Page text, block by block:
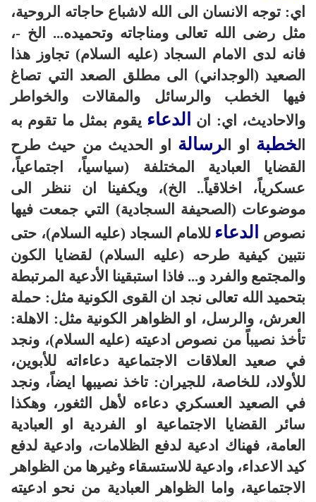
اي: توجه الانسان الى الله لاشباع حاجاته الروحية،
مثل رضى الله تعالى ومناجاته وتحميده... الخ -،
فانه لدى الامام السجاد (عليه السلام) تجاوز هذا
الصعيد (الوجداني) الى مطلق الصعد التي تصاغ
فيها الخطب والرسائل والمقالات والخواطر
والاحاديث، اي: ان
الدعاء يقوم بمثل ما تقوم به
الخطبة او الرسالة او الحديث من حيث طرح
القضايا العبادية المختلفة (سياسياً، اجتماعياً،
عسكرياً، اخلاقياً.. الخ)، ويكفينا ان ننظر الى
موضوعات (الصحيفة السجادية) التي جمعت فيها
نصوص
الدعاء للامام السجاد (عليه السلام)، حتى
نتبين كيفية طرحه (عليه السلام) لقضايا الكون
والمجتمع والفرد و... فاذا استبقينا الأدعية المرتبطة
بتحميد الله تعالى نجد ان القوى الكونية مثل: حملة
العرش، والرسل، او الظواهر الكونية مثل: الاهلة:
تأخذ نصيباً من نصوص ادعيته (عليه السلام)، ونجد
في صعيد العلاقات الاجتماعية دعاءاته للأبوين،
للأولاد، للخاصة، للجيران: تاخذ نصيبها ايضاً، ونجد
في الصعيد العسكري دعاءه لأهل الثغور، وهكذا
سائر القضايا الاجتماعية او الفردية او العبادية
العامة، فهناك ادعية لدفع الظلامات، وادعية لدفع
كيد الاعداء، وادعية للاستسقاء وغيرها من الظواهر
الاجتماعية، واما الظواهر العبادية من نحو ادعيته